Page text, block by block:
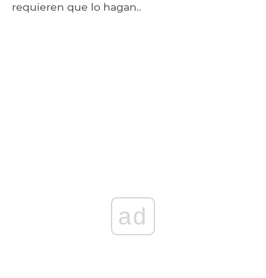
requieren que lo hagan..
ad